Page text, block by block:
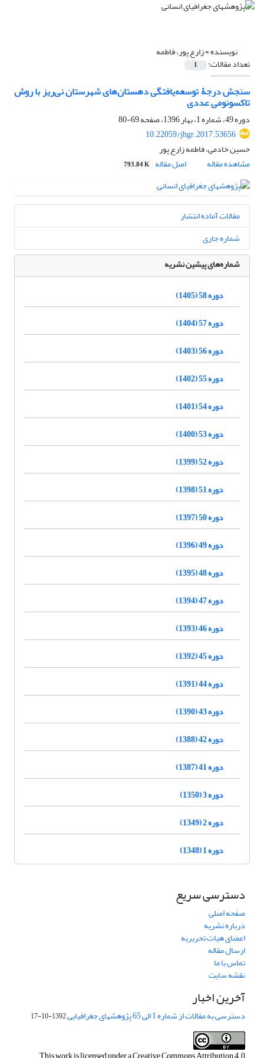
نویسنده =زارع پور، فاطمه
تعداد مقالات: 1
سنجش درجۀ توسعه‌یافتگی دهستان‌های شهرستان نی‌ریز با روش
تاکسونومی عددی
دوره 49، شماره 1، بهار 1396، صفحه
69-80
10.22059/jhgr.2017.53656
حسین خادمی، فاطمه زارع پور
مشاهده مقاله
اصل مقاله 793.84 K
مقالات آماده انتشار
شماره جاری
شماره‌های پیشین نشریه
دوره 58 (1405)
دوره 57 (1404)
دوره 56 (1403)
دوره 55 (1402)
دوره 54 (1401)
دوره 53 (1400)
دوره 52 (1399)
دوره 51 (1398)
دوره 50 (1397)
دوره 49 (1396)
دوره 48 (1395)
دوره 47 (1394)
دوره 46 (1393)
دوره 45 (1392)
دوره 44 (1391)
دوره 43 (1390)
دوره 42 (1388)
دوره 41 (1387)
دوره 3 (1350)
دوره 2 (1349)
دوره 1 (1348)
دسترسی سریع
صفحه اصلی
درباره نشریه
اعضای هیات تحریریه
ارسال مقاله
تماس با ما
نقشه سایت
آخرین اخبار
دسترسی به مقالات از شماره 1 الی 65 پژوهشهای جغرافیایی 1392-10-17